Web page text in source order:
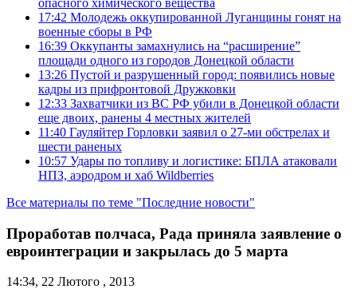
17:42 Молодежь оккупированной Луганщины гонят на
военные сборы в РФ
16:39 Оккупанты замахнулись на “расширение”
площади одного из городов Донецкой области
13:26 Пустой и разрушенный город: появились новые
кадры из прифронтовой Дружковки
12:33 Захватчики из ВС РФ убили в Донецкой области
еще двоих, ранены 4 местных жителей
11:40 Гауляйтер Горловки заявил о 27-ми обстрелах и
шести раненых
10:57 Удары по топливу и логистике: БПЛА атаковали
НПЗ, аэродром и хаб Wildberries
Все материалы по теме "Последние новости"
Проработав полчаса, Рада приняла заявление о
евроинтеграции и закрылась до 5 марта
14:34, 22 Лютого , 2013